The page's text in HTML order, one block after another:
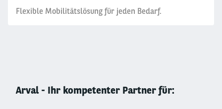
Flexible Mobilitätslösung für jeden Bedarf.
Arval - Ihr kompetenter Partner für: